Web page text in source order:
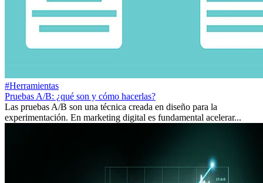
#Herramientas
Pruebas A/B: ¿qué son y cómo hacerlas?
Las pruebas A/B son una técnica creada en diseño para la
experimentación. En marketing digital es fundamental acelerar...